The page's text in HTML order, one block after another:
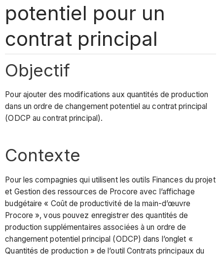
potentiel pour un
contrat principal
Objectif
Pour ajouter des modifications aux quantités de production
dans un ordre de changement potentiel au contrat principal
(ODCP au contrat principal).
Contexte
Pour les compagnies qui utilisent les outils Finances du projet
et Gestion des ressources de Procore avec l’affichage
budgétaire « Coût de productivité de la main-d’œuvre
Procore », vous pouvez enregistrer des quantités de
production supplémentaires associées à un ordre de
changement potentiel principal (ODCP) dans l’onglet «
Quantités de production » de l’outil Contrats principaux du